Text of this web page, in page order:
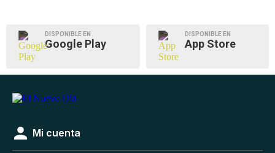
DISPONIBLE EN
Google Play
DISPONIBLE EN
App Store
Mi cuenta